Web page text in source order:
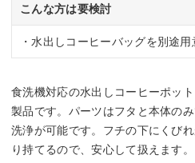
こんな方は要検討
・水出しコーヒーバッグを別途用
食洗機対応の水出しコーヒーポッ
製品です。パーツはフタと本体の
洗浄が可能です。フチの下にくび
り持てるので、安心して扱えます。